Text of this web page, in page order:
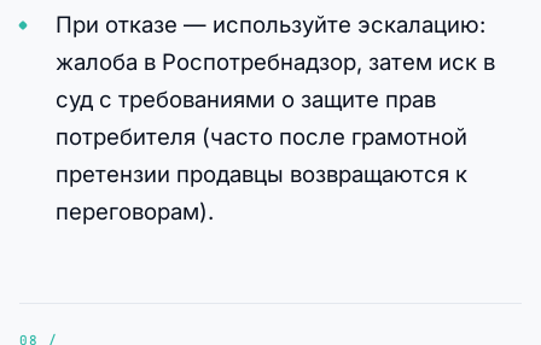
При отказе — используйте эскалацию:
жалоба в Роспотребнадзор, затем иск в
суд с требованиями о защите прав
потребителя (часто после грамотной
претензии продавцы возвращаются к
переговорам).